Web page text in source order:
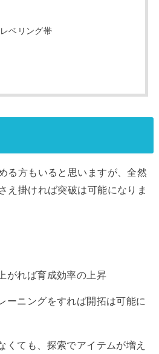
ベリング帯
る方もいると思いますが、全然
え掛ければ突破は可能になりま
がれば育成効率の上昇
ーニングをすれば開拓は可能に
くても、探索でアイテムが増え